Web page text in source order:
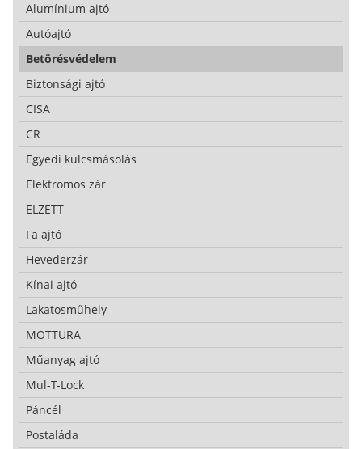
Alumínium ajtó
Autóajtó
Betörésvédelem
Biztonsági ajtó
CISA
CR
Egyedi kulcsmásolás
Elektromos zár
ELZETT
Fa ajtó
Hevederzár
Kínai ajtó
Lakatosműhely
MOTTURA
Műanyag ajtó
Mul-T-Lock
Páncél
Postaláda